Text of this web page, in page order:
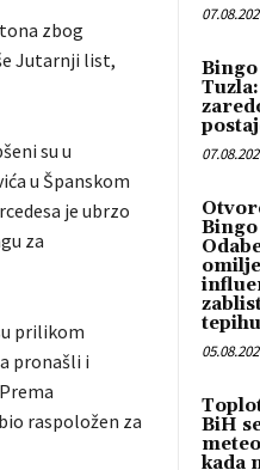
zbog
Jutarnji list,
su u
u Španskom
je ubrzo
za
prilikom
pronašli i
raspoložen za
tepihu
BiH
kada